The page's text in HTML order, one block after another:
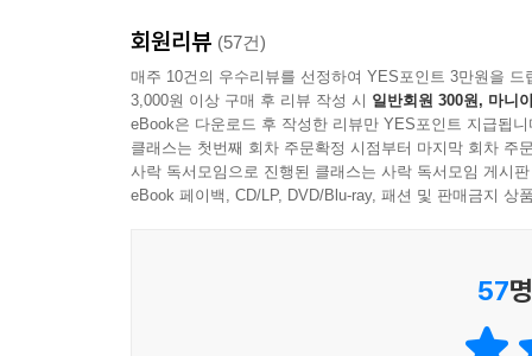
어떤 길로 가야 하는가? 무엇을 준비해야 하는가?
이력서와 사표 사이, 간절하게 취업을 열망하다가
취업하면 업무 스트레스로 시들어가는 청춘들의 ‘
이 책에서 김난도 교수가 청년들에게 주목하길
전문가들의 사례를 직접 취재하여 이루어졌다.
눈물겨웠던 1000유로 세대의 실상 등 전 세계 젊
실업난 속에서도 자기만의 꿈을 이루며 동시에
회원리뷰 (57건)
매주 10건의 우수리뷰를 선정하여 YES포인트 3만원을 드
3,000원 이상 구매 후 리뷰 작성 시 일반회원 300원, 마니
eBook은 다운로드 후 작성한 리뷰만 YES포인트 지급됩니
클래스는 첫번째 회차 주문확정 시점부터 마지막 회차 주
사락 독서모임으로 진행된 클래스는 사락 독서모임 게시
eBook 페이백, CD/LP, DVD/Blu-ray, 패션 및 판매금지 상
57